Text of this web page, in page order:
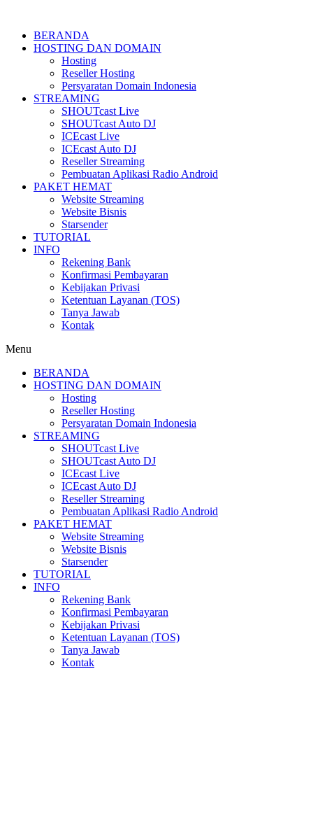
BERANDA
HOSTING DAN DOMAIN
Hosting
Reseller Hosting
Persyaratan Domain Indonesia
STREAMING
SHOUTcast Live
SHOUTcast Auto DJ
ICEcast Live
ICEcast Auto DJ
Reseller Streaming
Pembuatan Aplikasi Radio Android
PAKET HEMAT
Website Streaming
Website Bisnis
Starsender
TUTORIAL
INFO
Rekening Bank
Konfirmasi Pembayaran
Kebijakan Privasi
Ketentuan Layanan (TOS)
Tanya Jawab
Kontak
Menu
BERANDA
HOSTING DAN DOMAIN
Hosting
Reseller Hosting
Persyaratan Domain Indonesia
STREAMING
SHOUTcast Live
SHOUTcast Auto DJ
ICEcast Live
ICEcast Auto DJ
Reseller Streaming
Pembuatan Aplikasi Radio Android
PAKET HEMAT
Website Streaming
Website Bisnis
Starsender
TUTORIAL
INFO
Rekening Bank
Konfirmasi Pembayaran
Kebijakan Privasi
Ketentuan Layanan (TOS)
Tanya Jawab
Kontak